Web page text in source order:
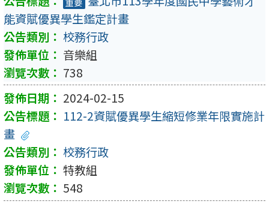
能資賦優異學生鑑定計畫
校務行政
音樂組
738
2024-02-15
112-2資賦優異學生縮短修業年限實施計
畫
校務行政
特教組
548